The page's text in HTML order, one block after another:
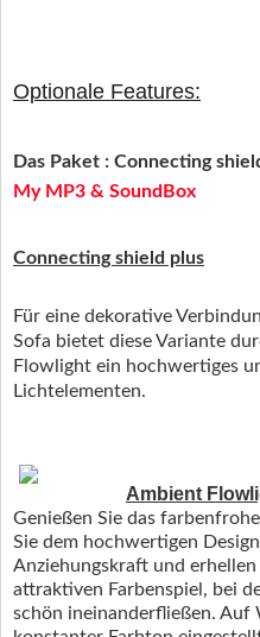
Optionale Features:
Das Paket : Connecting
My MP3 & SoundBox
Connecting shield plus
Für eine dekorative
Sofa bietet diese Variante
Flowlight ein hochwertiges
Lichtelementen.
Ambient
Genießen Sie das
Sie dem hochwertigen
Anziehungskraft und
attraktiven Farbenspiel, bei
schön ineinanderfließen. Auf